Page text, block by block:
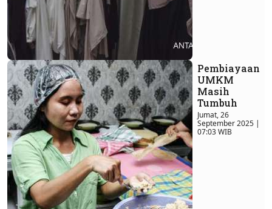
Pembiayaan
UMKM
Masih
Tumbuh
Jumat, 26
September 2025 |
07:03 WIB